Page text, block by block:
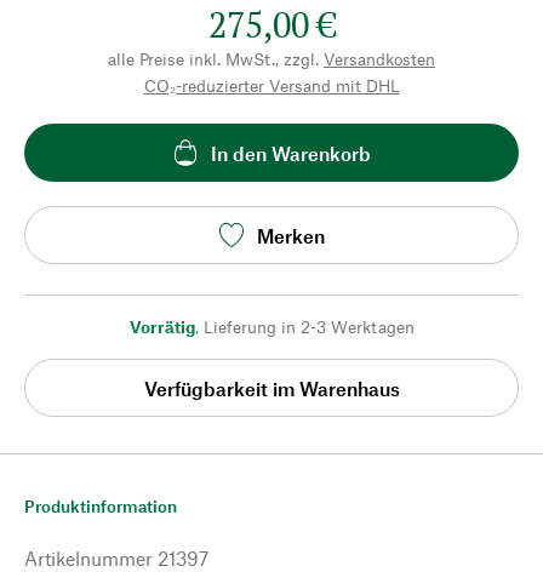
275,00 €
alle Preise inkl. MwSt., zzgl. Versandkosten
CO₂-reduzierter Versand mit DHL
In den Warenkorb
Merken
Vorrätig, Lieferung in 2-3 Werktagen
Verfügbarkeit im Warenhaus
Produktinformation
Artikelnummer 21397